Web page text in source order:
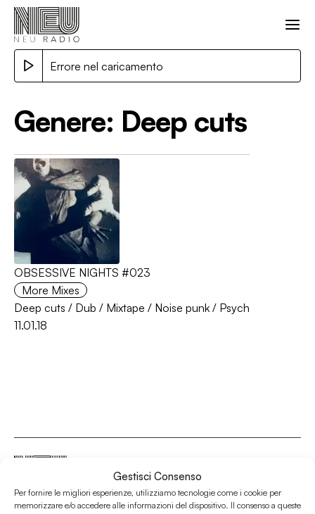
Gestisci Consenso
Per fornire le migliori esperienze, utilizziamo tecnologie come i cookie per
memorizzare e/o accedere alle informazioni del dispositivo. Il consenso a queste
Errore nel caricamento
Genere: Deep cuts
OBSESSIVE NIGHTS #023
More Mixes
Deep cuts / Dub / Mixtape / Noise punk / Psych
11.01.18
Associazione Culturale Humus